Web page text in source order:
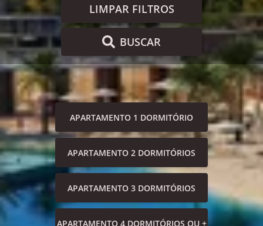
LIMPAR FILTROS
BUSCAR
APARTAMENTO 1 DORMITÓRIO
APARTAMENTO 2 DORMITÓRIOS
APARTAMENTO 3 DORMITÓRIOS
APARTAMENTO 4 DORMITÓRIOS OU +